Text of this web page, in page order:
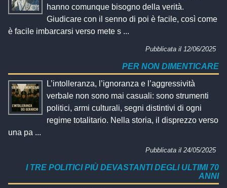
hanno comunque bisogno della verità.
Giudicare con il senno di poi è facile, così come
è facile imbarcarsi verso mete s ...
Pubblicata il 12/06/2025
PER NON DIMENTICARE
L’intolleranza, l’ignoranza e l’aggressività
verbale non sono mai casuali: sono strumenti
politici, armi culturali, segni distintivi di ogni
regime totalitario. Nella storia, il disprezzo verso
una pa ...
Pubblicata il 24/05/2025
I TRE POLITICI PIÙ DEVASTANTI DEGLI ULTIMI 70
ANNI